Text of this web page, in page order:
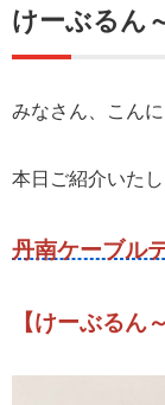
けーぶるん
みなさん、こん
本日ご紹介いたし
丹南ケーブル
【けーぶるん